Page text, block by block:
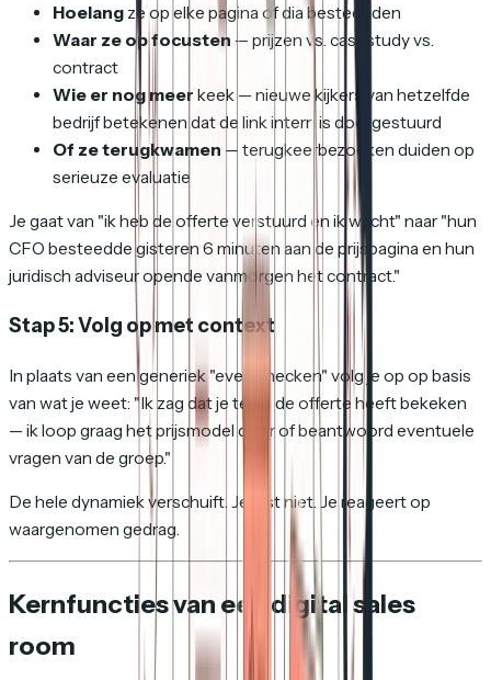
Hoelang ze op elke pagina of dia besteedden
Waar ze op focusten — prijzen vs. casestudy vs.
contract
Wie er nog meer keek — nieuwe kijkers van hetzelfde
bedrijf betekenen dat de link intern is doorgestuurd
Of ze terugkwamen — terugkeerbezoeken duiden op
serieuze evaluatie
Je gaat van "ik heb de offerte verstuurd en ik wacht" naar "hun
CFO besteedde gisteren 6 minuten aan de prijspagina en hun
juridisch adviseur opende vanmorgen het contract."
Stap 5: Volg op met context
In plaats van een generiek "even checken" volg je op op basis
van wat je weet: "Ik zag dat je team de offerte heeft bekeken
— ik loop graag het prijsmodel door of beantwoord eventuele
vragen van de groep."
De hele dynamiek verschuift. Je gist niet. Je reageert op
waargenomen gedrag.
Kernfuncties van een digital sales
room